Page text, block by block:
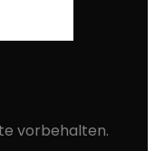
vorbehalten.